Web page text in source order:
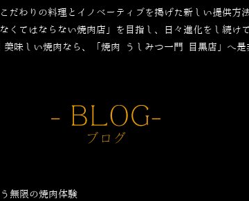
だわりの料理とイノベーティブを掲げた新しい提供方
くてはならない焼肉店」を目指し、日々進化をし続け
美味しい焼肉なら、「焼肉 うしみつ一門 目黒店」へ是
無限の焼肉体験